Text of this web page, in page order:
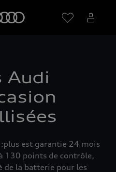
Audi
:plus est garantie 24 mois
130 points de contrôle,
de la batterie pour les